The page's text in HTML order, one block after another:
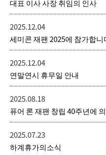
대표 이사 사장 취임의 인사
2025.12.04
세미콘 재팬 2025에 참가합니
2025.12.04
연말연시 휴무일 안내
2025.08.18
퓨어 론 재팬 창립 40주년에
2025.07.23
하계휴가의소식